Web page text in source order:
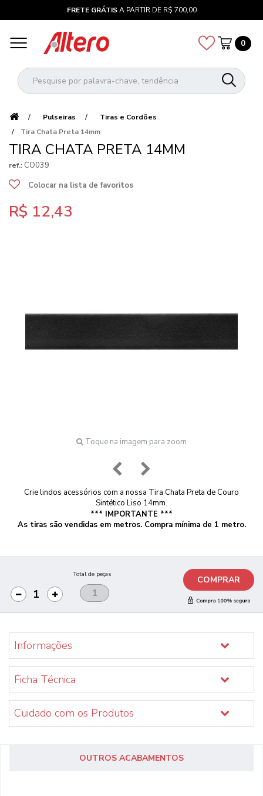
FRETE GRÁTISA PARTIR DE R$ 700,00
0
Pulseiras
Tiras e Cordões
Tira Chata Preta 14mm
TIRA CHATA PRETA 14MM
ref.: CO039
Colocar na lista de favoritos
R$ 12,43
Toque na imagem para zoom
Crie lindos acessórios com a nossa Tira Chata Preta de Couro
Sintético Liso 14mm.
*** IMPORTANTE ***
As tiras são vendidas em metros. Compra mínima de 1 metro.
Total de peças COMPRAR
Informações
Ficha Técnica
Cuidado com os Produtos
OUTROS ACABAMENTOS